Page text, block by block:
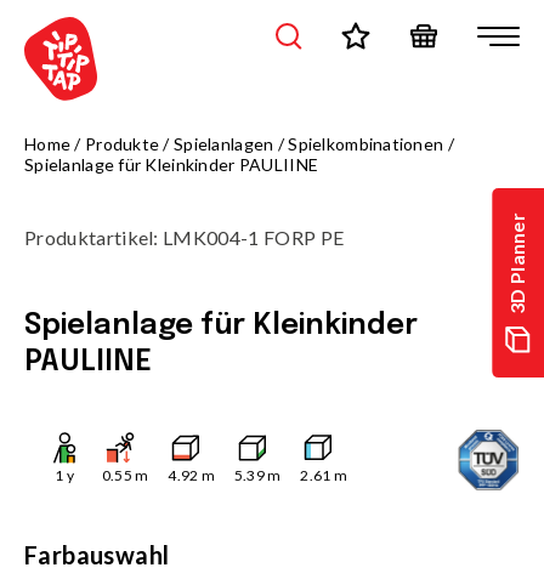
3D Planner
Home/ Produkte/Spielanlagen /Spielkombinationen /
Spielanlage für Kleinkinder PAULIINE
Produktartikel: LMK004-1 FORP PE
Spielanlage für Kleinkinder
PAULIINE
1 y 0.55 m 4.92 m 5.39m 2.61 m
Farbauswahl